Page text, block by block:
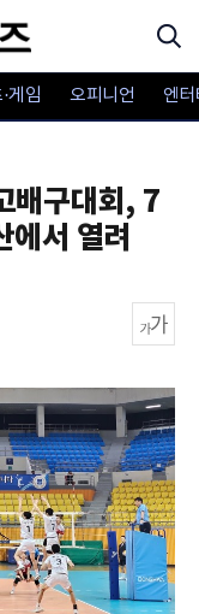
게임 오피니언 엔
배구대회, 7
서 열려